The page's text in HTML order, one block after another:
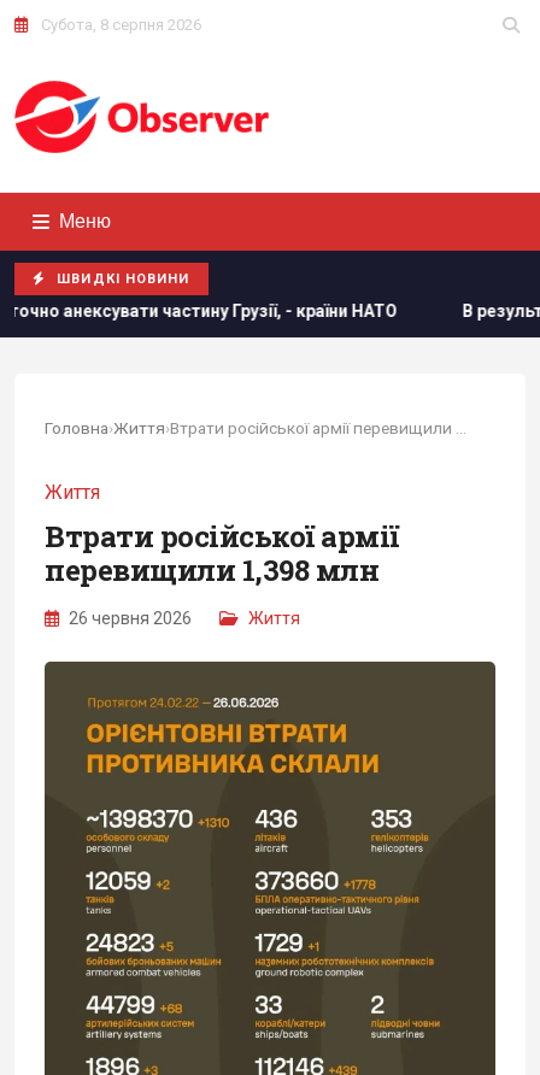
Субота, 8 серпня 2026
Меню
ШВИДКІ НОВИНИ
Грузії, - країни НАТО В результаті атаки РФ знищено
Головна›Життя›
Життя
Втрати російської армії
перевищили 1,398 млн
26 червня 2026 Життя